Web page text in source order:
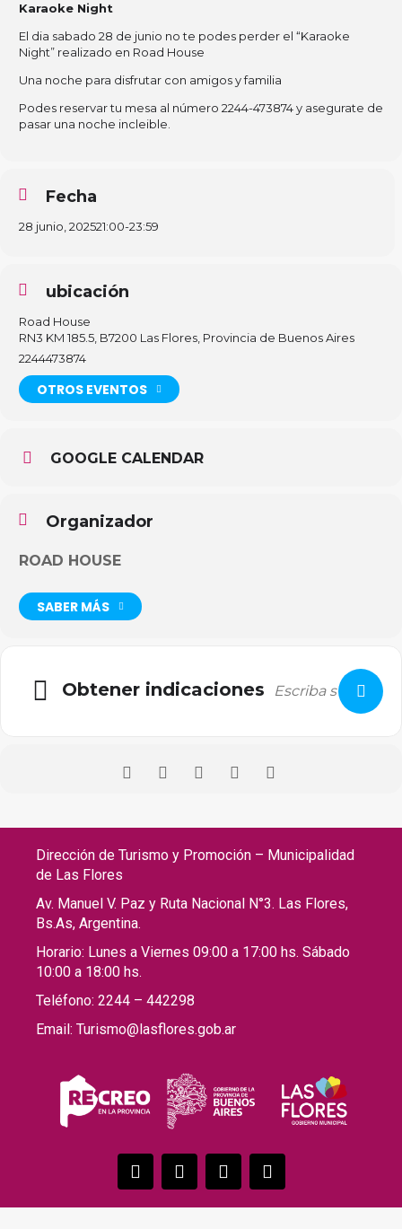
Karaoke Night
El dia sabado 28 de junio no te podes perder el “Karaoke
Night” realizado en Road House
Una noche para disfrutar con amigos y familia
Podes reservar tu mesa al número 2244-473874 y asegurate de
pasar una noche incleible.
Fecha
28 junio, 202521:00-23:59
ubicación
Road House
RN3 KM 185.5, B7200 Las Flores, Provincia de Buenos Aires
2244473874
OTROS EVENTOS
GOOGLE CALENDAR
Organizador
ROAD HOUSE
SABER MÁS
Obtener indicaciones
Dirección de Turismo y Promoción – Municipalidad
de Las Flores
Av. Manuel V. Paz y Ruta Nacional N°3. Las Flores,
Bs.As, Argentina.
Horario: Lunes a Viernes 09:00 a 17:00 hs. Sábado
10:00 a 18:00 hs.
Teléfono: 2244 – 442298
Email: Turismo@lasflores.gob.ar